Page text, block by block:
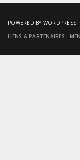
POWERED BY WORDPRESS
LIENS & PARTENAIRES